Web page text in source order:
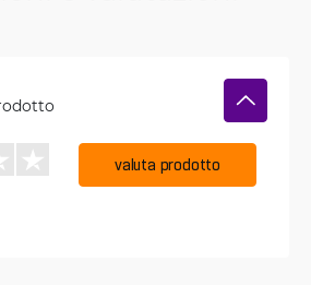
valuta prodotto